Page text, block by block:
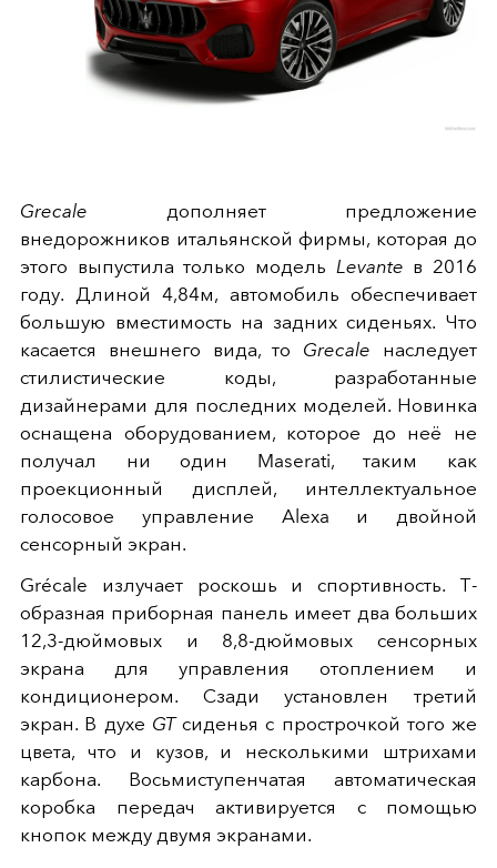
Grecale дополняет предложение
внедорожников итальянской фирмы, которая до
этого выпустила только модель Levante в 2016
году. Длиной 4,84м, автомобиль обеспечивает
большую вместимость на задних сиденьях. Что
касается внешнего вида, то Grecale наследует
стилистические коды, разработанные
дизайнерами для последних моделей. Новинка
оснащена оборудованием, которое до неё не
получал ни один Maserati, таким как
проекционный дисплей, интеллектуальное
голосовое управление Alexa и двойной
сенсорный экран.
Grécale излучает роскошь и спортивность. Т-
образная приборная панель имеет два больших
12,3-дюймовых и 8,8-дюймовых сенсорных
экрана для управления отоплением и
кондиционером. Сзади установлен третий
экран. В духе GTсиденья с прострочкой того же
цвета, что и кузов, и несколькими штрихами
карбона.
Восьмиступенчатая автоматическая
коробка передач активируется с помощью
кнопок между двумя экранами.